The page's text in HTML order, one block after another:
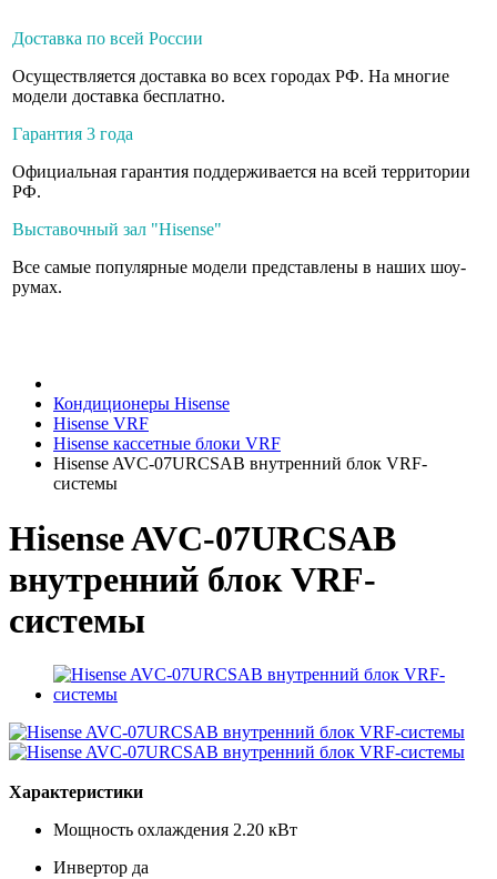
Доставка по всей России
Осуществляется доставка во всех городах РФ. На многие
модели доставка бесплатно.
Гарантия 3 года
Официальная гарантия поддерживается на всей территории
РФ.
Выставочный зал "Hisense"
Все самые популярные модели представлены в наших шоу-
румах.
Кондиционеры Hisense
Hisense VRF
Hisense кассетные блоки VRF
Hisense AVC-07URCSAB внутренний блок VRF-
системы
Hisense AVC-07URCSAB
внутренний блок VRF-
системы
Характеристики
Мощность охлаждения 2.20 кВт
Инвертор да